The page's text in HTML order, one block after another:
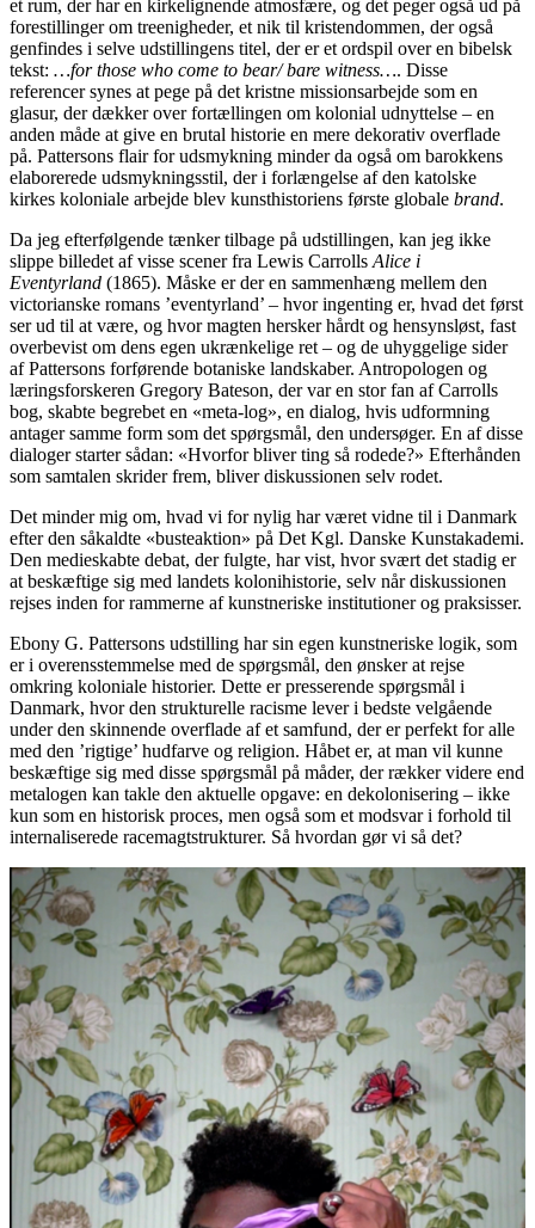
et rum, der har en kirkelignende atmosfære, og det peger også ud på
forestillinger om treenigheder, et nik til kristendommen, der også
genfindes i selve udstillingens titel, der er et ordspil over en bibelsk
tekst: …for those who come to bear/ bare witness…. Disse
referencer synes at pege på det kristne missionsarbejde som en
glasur, der dækker over fortællingen om kolonial udnyttelse – en
anden måde at give en brutal historie en mere dekorativ overflade
på. Pattersons flair for udsmykning minder da også om barokkens
elaborerede udsmykningsstil, der i forlængelse af den katolske
kirkes koloniale arbejde blev kunsthistoriens første globale brand.
Da jeg efterfølgende tænker tilbage på udstillingen, kan jeg ikke
slippe billedet af visse scener fra Lewis Carrolls Alice i
Eventyrland (1865). Måske er der en sammenhæng mellem den
victorianske romans ’eventyrland’ – hvor ingenting er, hvad det først
ser ud til at være, og hvor magten hersker hårdt og hensynsløst, fast
overbevist om dens egen ukrænkelige ret – og de uhyggelige sider
af Pattersons forførende botaniske landskaber. Antropologen og
læringsforskeren Gregory Bateson, der var en stor fan af Carrolls
bog, skabte begrebet en «meta-log», en dialog, hvis udformning
antager samme form som det spørgsmål, den undersøger. En af disse
dialoger starter sådan: «Hvorfor bliver ting så rodede?» Efterhånden
som samtalen skrider frem, bliver diskussionen selv rodet.
Det minder mig om, hvad vi for nylig har været vidne til i Danmark
efter den såkaldte «busteaktion» på Det Kgl. Danske Kunstakademi.
Den medieskabte debat, der fulgte, har vist, hvor svært det stadig er
at beskæftige sig med landets kolonihistorie, selv når diskussionen
rejses inden for rammerne af kunstneriske institutioner og praksisser.
Ebony G. Pattersons udstilling har sin egen kunstneriske logik, som
er i overensstemmelse med de spørgsmål, den ønsker at rejse
omkring koloniale historier. Dette er presserende spørgsmål i
Danmark, hvor den strukturelle racisme lever i bedste velgående
under den skinnende overflade af et samfund, der er perfekt for alle
med den ’rigtige’ hudfarve og religion. Håbet er, at man vil kunne
beskæftige sig med disse spørgsmål på måder, der rækker videre end
metalogen kan takle den aktuelle opgave: en dekolonisering – ikke
kun som en historisk proces, men også som et modsvar i forhold til
internaliserede racemagtstrukturer. Så hvordan gør vi så det?